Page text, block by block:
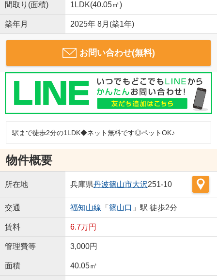
間取り(面積) 1LDK(40.05㎡)
築年月 2025年 8月(築1年)
お問い合わせ(無料)
駅まで徒歩2分の1LDK◆ネット無料です◎ペットOK♪
物件概要
所在地 兵庫県丹波篠山市大沢251-10
交通 福知山線 「 篠山口 」駅 徒歩2分
賃料 6.7万円
管理費等 3,000円
面積 40.05㎡